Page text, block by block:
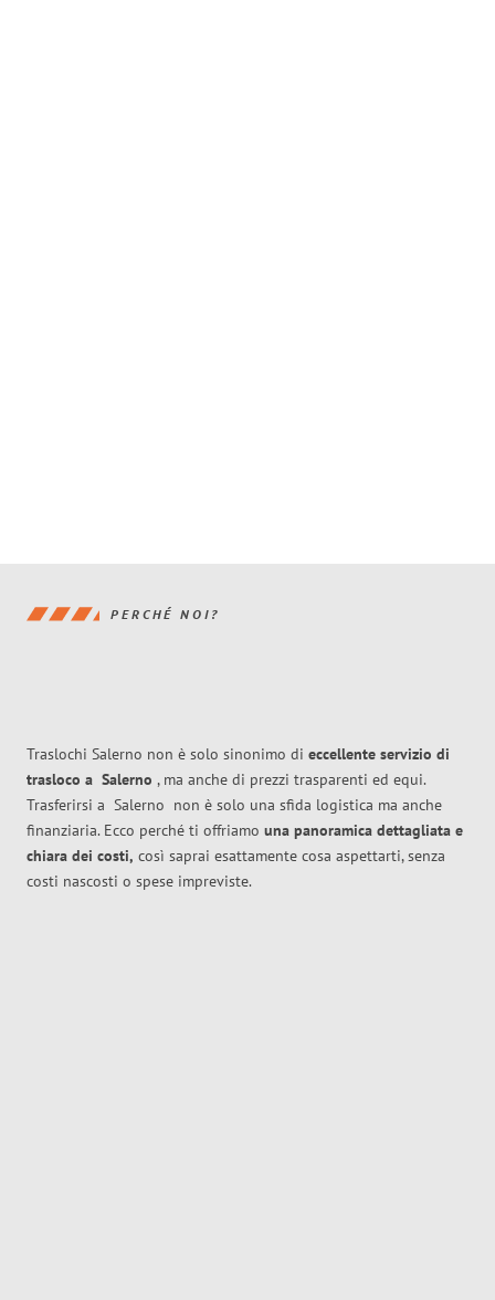
PERCHÉ NOI?
Traslochi Salerno non è solo sinonimo di eccellente servizio di
trasloco a Salerno , ma anche di prezzi trasparenti ed equi.
Trasferirsi a Salerno non è solo una sfida logistica ma anche
finanziaria. Ecco perché ti offriamo una panoramica dettagliata e
chiara dei costi, così saprai esattamente cosa aspettarti, senza
costi nascosti o spese impreviste.